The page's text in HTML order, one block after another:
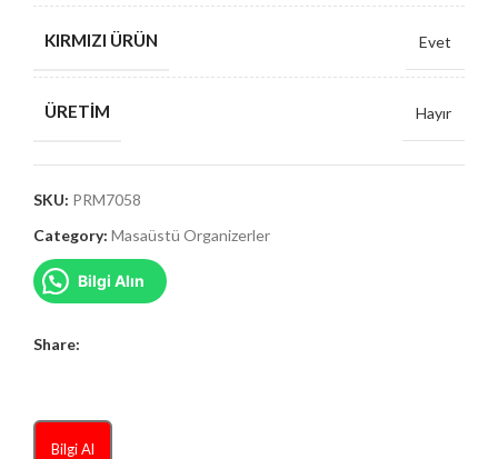
KIRMIZI ÜRÜN Evet
ÜRETIM Hayır
SKU: PRM7058
Category: Masaüstü Organizerler
Bilgi Alın
Share:
Bilgi Al